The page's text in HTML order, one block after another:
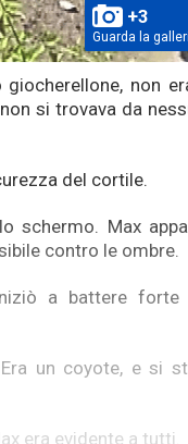
+3
Guarda la
non
si trovava da
del cortile.
schermo. Max
contro le ombre.
a battere forte
un coyote, e si
era evidente a tutti.